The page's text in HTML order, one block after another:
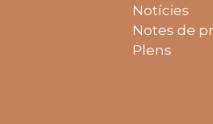
Notícies
Notes de
Plens